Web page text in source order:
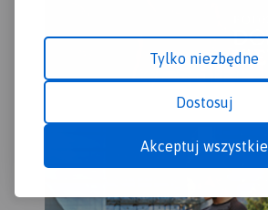
Tylko niezbędne
Dostosuj
Akceptuj wszystkie